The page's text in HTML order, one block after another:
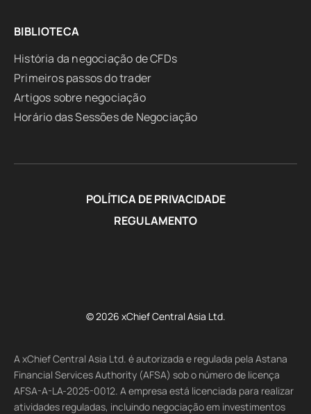
BIBLIOTECA
História da negociação de CFDs
Primeiros passos do trader
Artigos sobre negociação
Horário das Sessões de Negociação
POLÍTICA DE PRIVACIDADE
REGULAMENTO
© 2026 xChief Central Asia Ltd.
A xChief Central Asia Ltd. é autorizada e regulada pela Astana
Financial Services Authority (AFSA) sob o número de licença
AFSA-A-LA-2025-0012. A empresa está licenciada para realizar
atividades reguladas, incluindo negociação em investimentos